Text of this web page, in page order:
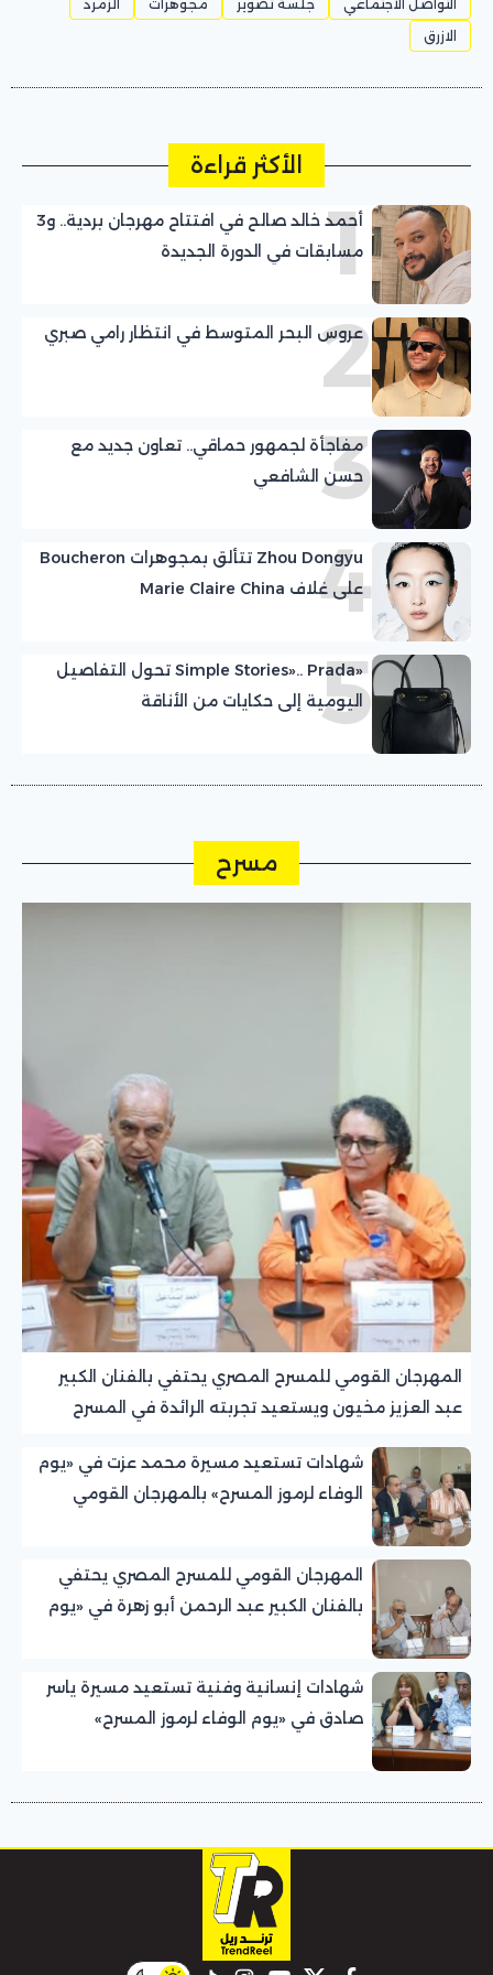
التواصل الاجتماعي جلسة تصوير مجوهرات
الزمرد
الازرق
الأكثر قراءة
1
أحمد خالد صالح في افتتاح مهرجان بردية.. و3
مسابقات في الدورة الجديدة
2
عروس البحر المتوسط في انتظار رامي صبري
3
مفاجأة لجمهور حماقي.. تعاون جديد مع
حسن الشافعي
4
Zhou Dongyu تتألق بمجوهرات Boucheron
على غلاف Marie Claire China
5
«Simple Stories».. Prada تحول التفاصيل
اليومية إلى حكايات من الأناقة
مسرح
المهرجان القومي للمسرح المصري يحتفي بالفنان الكبير
عبد العزيز مخيون ويستعيد تجربته الرائدة في المسرح
شهادات تستعيد مسيرة محمد عزت في «يوم
الوفاء لرموز المسرح» بالمهرجان القومي
المهرجان القومي للمسرح المصري يحتفي
بالفنان الكبير عبد الرحمن أبو زهرة في «يوم
شهادات إنسانية وفنية تستعيد مسيرة ياسر
صادق في «يوم الوفاء لرموز المسرح»